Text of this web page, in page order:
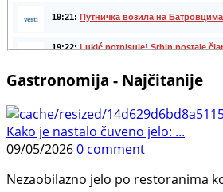
Gastronomija - Najčitanije
Kako je nastalo čuveno jelo: ...
09/05/20260 comment
Nezaobilazno jelo po restoranima